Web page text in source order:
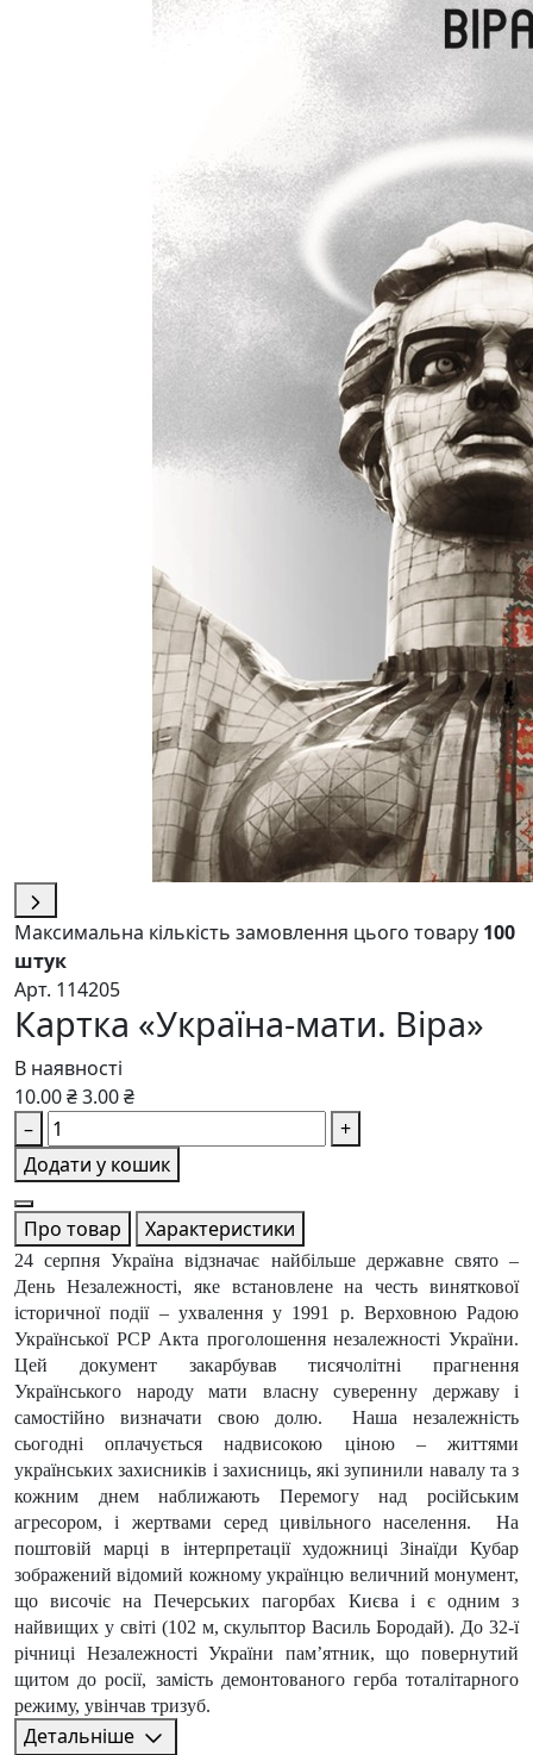
Максимальна кількість замовлення цього товару 100
штук
Арт. 114205
Картка «Україна-мати. Віра»
В наявності
10.00 ₴3.00 ₴
–
+
Додати у кошик
Про товар Характеристики
24 серпня Україна відзначає найбільше державне свято –
День Незалежності, яке встановлене на честь виняткової
історичної події – ухвалення у 1991 р. Верховною Радою
Української РСР Акта проголошення незалежності України.
Цей документ закарбував тисячолітні прагнення
Українського народу мати власну суверенну державу і
самостійно визначати свою долю. Наша незалежність
сьогодні оплачується надвисокою ціною – життями
українських захисників і захисниць, які зупинили навалу та з
кожним днем наближають Перемогу над російським
агресором, і жертвами серед цивільного населення. На
поштовій марці в інтерпретації художниці Зінаїди Кубар
зображений відомий кожному українцю величний монумент,
що височіє на Печерських пагорбах Києва і є одним з
найвищих у світі (102 м, скульптор Василь Бородай). До 32-ї
річниці Незалежності України пам’ятник, що повернутий
щитом до росії, замість демонтованого герба тоталітарного
режиму, увінчав тризуб.
Детальніше